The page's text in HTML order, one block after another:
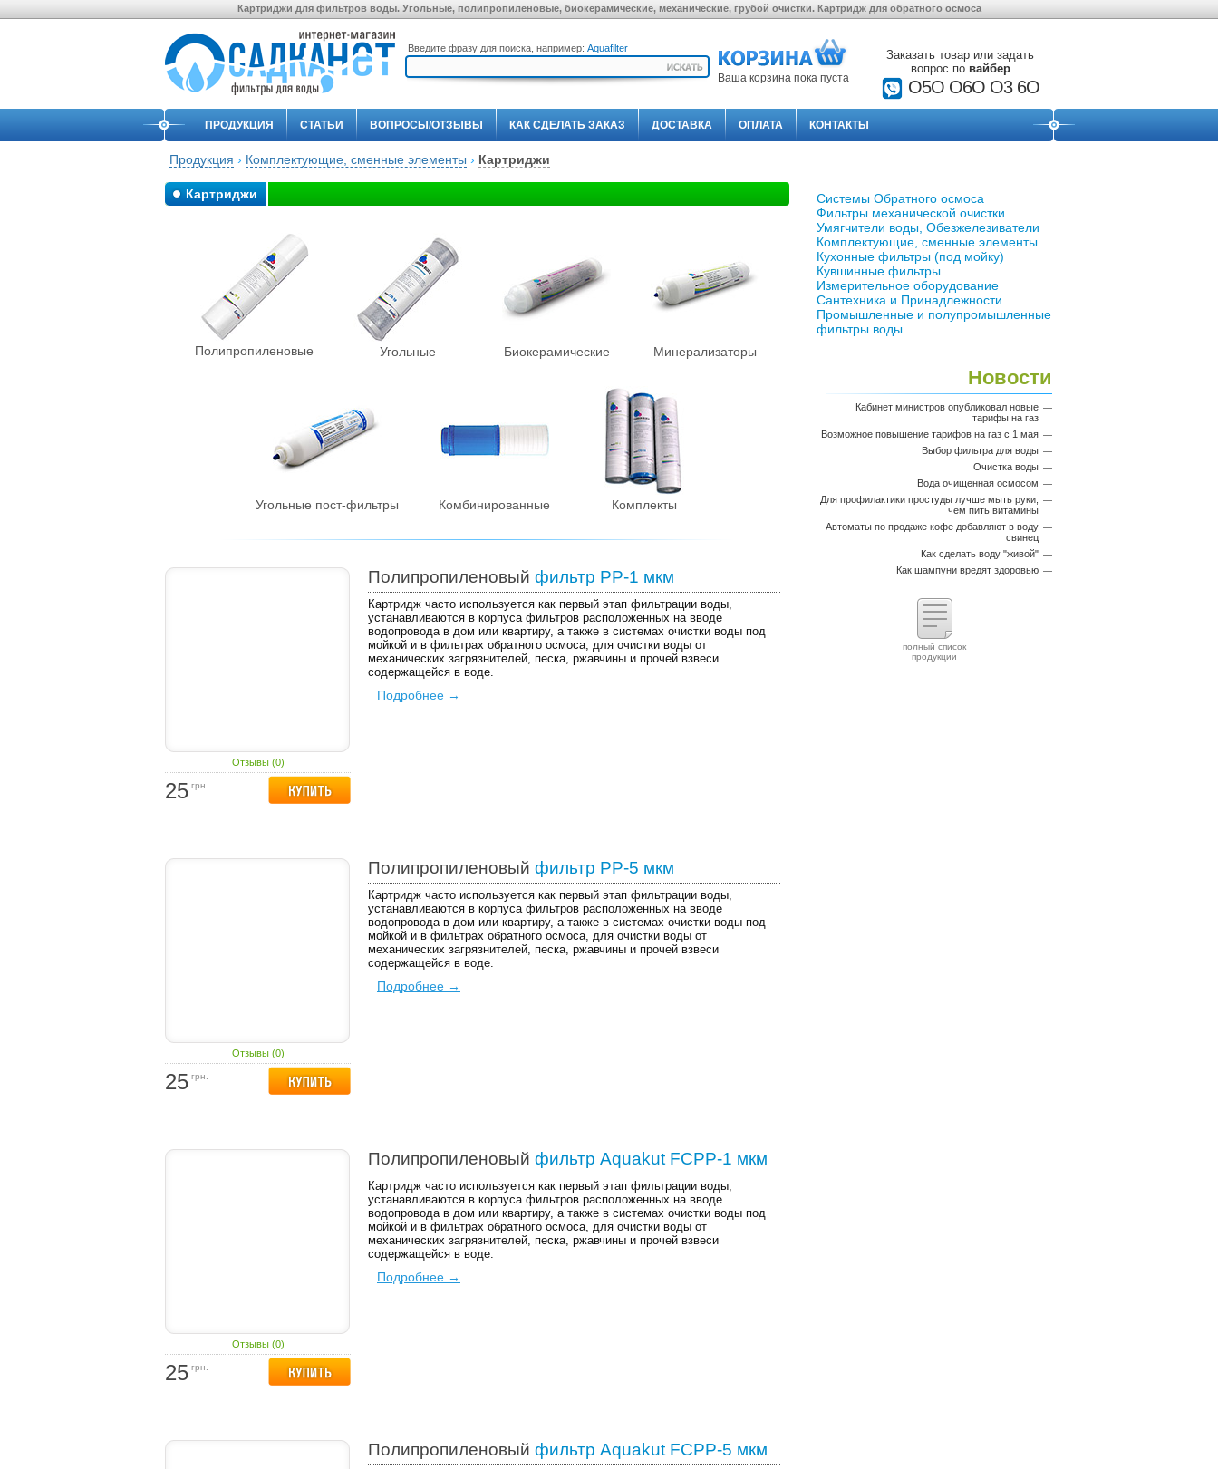
Картриджи для фильтров воды. Угольные, полипропиленовые, биокерамические, механические, грубой очистки. Картридж для обратного осмоса
Введите фразу для поиска, например: Aquafilter
Ваша корзина пока пуста
Заказать товар или задать
вопрос по вайбер
О5О O6O O3 6O
ПРОДУКЦИЯ СТАТЬИ ВОПРОСЫ/ОТЗЫВЫ КАК СДЕЛАТЬ ЗАКАЗ ДОСТАВКА ОПЛАТА КОНТАКТЫ
Продукция › Комплектующие, сменные элементы › Картриджи
Картриджи
Полипропиленовые Угольные Биокерамические Минерализаторы
Угольные пост-фильтры Комбинированные Комплекты
Отзывы (0)
25 грн.
Полипропиленовый фильтр PP-1 мкм
Картридж часто используется как первый этап фильтрации воды,
устанавливаются в корпуса фильтров расположенных на вводе
водопровода в дом или квартиру, а также в системах очистки воды под
мойкой и в фильтрах обратного осмоса, для очистки воды от
механических загрязнителей, песка, ржавчины и прочей взвеси
содержащейся в воде.
Подробнее →
Отзывы (0)
25 грн.
Полипропиленовый фильтр PP-5 мкм
Картридж часто используется как первый этап фильтрации воды,
устанавливаются в корпуса фильтров расположенных на вводе
водопровода в дом или квартиру, а также в системах очистки воды под
мойкой и в фильтрах обратного осмоса, для очистки воды от
механических загрязнителей, песка, ржавчины и прочей взвеси
содержащейся в воде.
Подробнее →
Отзывы (0)
25 грн.
Полипропиленовый фильтр Aquakut FCPP-1 мкм
Картридж часто используется как первый этап фильтрации воды,
устанавливаются в корпуса фильтров расположенных на вводе
водопровода в дом или квартиру, а также в системах очистки воды под
мойкой и в фильтрах обратного осмоса, для очистки воды от
механических загрязнителей, песка, ржавчины и прочей взвеси
содержащейся в воде.
Подробнее →
Полипропиленовый фильтр Aquakut FCPP-5 мкм
Системы Обратного осмоса
Фильтры механической очистки
Умягчители воды, Обезжелезиватели
Комплектующие, сменные элементы
Кухонные фильтры (под мойку)
Кувшинные фильтры
Измерительное оборудование
Сантехника и Принадлежности
Промышленные и полупромышленные
фильтры воды
Новости
Кабинет министров опубликовал новые
тарифы на газ
Возможное повышение тарифов на газ с 1 мая
Выбор фильтра для воды
Очистка воды
Вода очищенная осмосом
Для профилактики простуды лучше мыть руки,
чем пить витамины
Автоматы по продаже кофе добавляют в воду
свинец
Как сделать воду "живой"
Как шампуни вредят здоровью
полный список
продукции